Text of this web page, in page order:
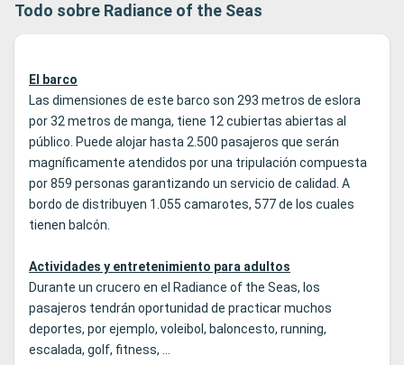
Todo sobre Radiance of the Seas
El barco
Las dimensiones de este barco son 293 metros de eslora
por 32 metros de manga, tiene 12 cubiertas abiertas al
público. Puede alojar hasta 2.500 pasajeros que serán
magníficamente atendidos por una tripulación compuesta
por 859 personas garantizando un servicio de calidad. A
bordo de distribuyen 1.055 camarotes, 577 de los cuales
tienen balcón.
Actividades y entretenimiento para adultos
Durante un crucero en el Radiance of the Seas, los
pasajeros tendrán oportunidad de practicar muchos
deportes, por ejemplo, voleibol, baloncesto, running,
escalada, golf, fitness, ...